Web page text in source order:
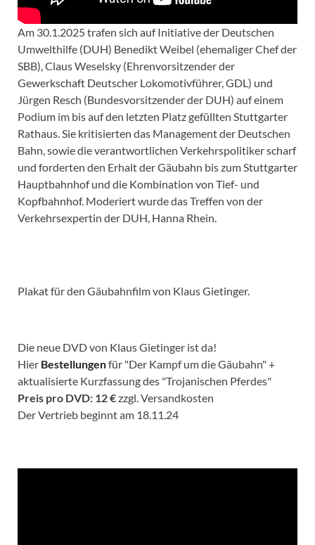
Am 30.1.2025 trafen sich auf Initiative der Deutschen
Umwelthilfe (DUH) Benedikt Weibel (ehemaliger Chef der
SBB), Claus Weselsky (Ehrenvorsitzender der
Gewerkschaft Deutscher Lokomotivführer, GDL) und
Jürgen Resch (Bundesvorsitzender der DUH) auf einem
Podium im bis auf den letzten Platz gefüllten Stuttgarter
Rathaus. Sie kritisierten das Management der Deutschen
Bahn, sowie die verantwortlichen Verkehrspolitiker scharf
und forderten den Erhalt der Gäubahn bis zum Stuttgarter
Hauptbahnhof und die Kombination von Tief- und
Kopfbahnhof. Moderiert wurde das Treffen von der
Verkehrsexpertin der DUH, Hanna Rhein.
Plakat für den Gäubahnfilm von Klaus Gietinger.
Die neue DVD von Klaus Gietinger ist da!
Hier Bestellungenfür "Der Kampf um die Gäubahn" +
aktualisierte Kurzfassung des "Trojanischen Pferdes"
Preis pro DVD: 12 €zzgl. Versandkosten
Der Vertrieb beginnt am 18.11.24